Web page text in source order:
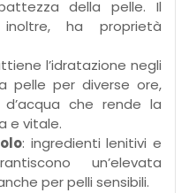
della pelle. Il
ha proprietà
l’idratazione negli
pelle per diverse ore,
che rende la
e vitale.
: ingredienti lenitivi e
un’elevata
per pelli sensibili.